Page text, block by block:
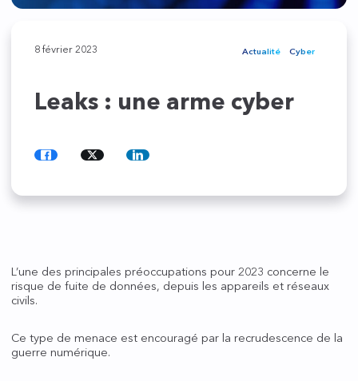
8 février 2023 Actualité Cyber
Leaks : une arme cyber
Partager
Partager Partager
L’une des principales préoccupations pour 2023 concerne le
risque de fuite de données, depuis les appareils et réseaux
civils.
Ce type de menace est encouragé par la recrudescence de la
guerre numérique.